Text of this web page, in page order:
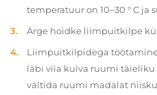
temperatuur on 10–30 ° C ja
Ärge hoidke liimpuitkilpe
Liimpuitkilpidega
läbi viia kuiva ruumi
vältida ruumi madalat